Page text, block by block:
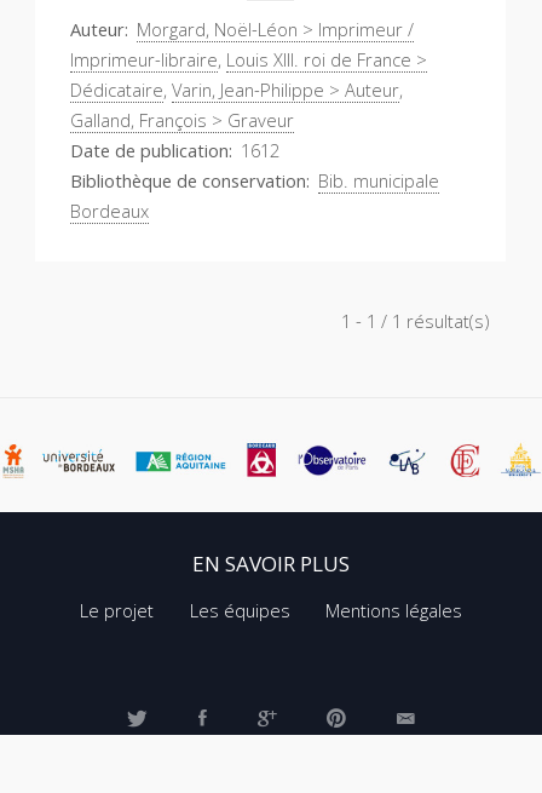
Auteur Morgard, Noël-Léon > Imprimeur /
Imprimeur-libraire, Louis XIII. roi de France >
Dédicataire, Varin, Jean-Philippe > Auteur,
Galland, François > Graveur
Date de publication 1612
Bibliothèque de conservation Bib. municipale
Bordeaux
1 - 1 / 1 résultat(s)
EN SAVOIR PLUS
Le projet Les équipes Mentions légales